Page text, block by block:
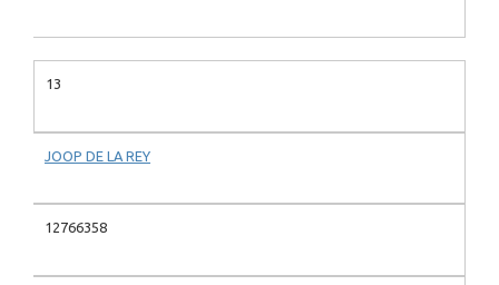
13
JOOP DE LA REY
12766358